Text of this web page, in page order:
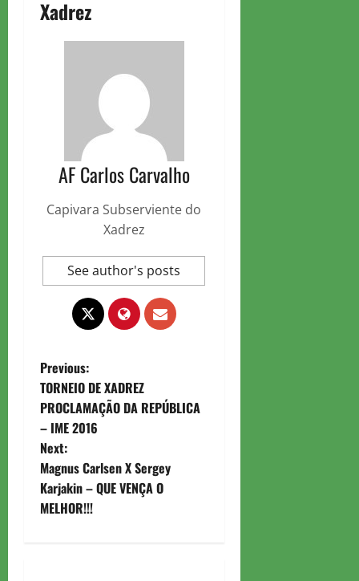
Xadrez
AF Carlos Carvalho
Capivara Subserviente do
Xadrez
See author's posts
P
o
s
t
n
Previous:
TORNEIO DE XADREZ
PROCLAMAÇÃO DA REPÚBLICA
– IME 2016
Next:
Magnus Carlsen X Sergey
Karjakin – QUE VENÇA O
MELHOR!!!